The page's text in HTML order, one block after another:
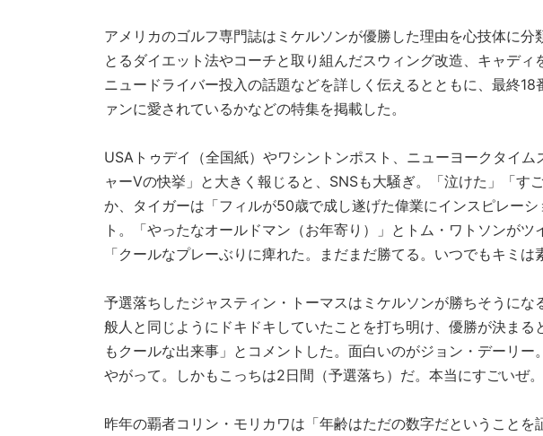
アメリカのゴルフ専門誌はミケルソンが優勝した理由を心技体に
とるダイエット法やコーチと取り組んだスウィング改造、キャディ
ニュードライバー投入の話題などを詳しく伝えるとともに、最終
ァンに愛されているかなどの特集を掲載した。
USAトゥデイ（全国紙）やワシントンポスト、ニューヨークタイ
ャーVの快挙」と大きく報じると、SNSも大騒ぎ。「泣けた」「す
か、タイガーは「フィルが50歳で成し遂げた偉業にインスピレー
ト。「やったなオールドマン（お年寄り）」とトム・ワトソンが
「クールなプレーぶりに痺れた。まだまだ勝てる。いつでもキミは
予選落ちしたジャスティン・トーマスはミケルソンが勝ちそうに
般人と同じようにドキドキしていたことを打ち明け、優勝が決まる
もクールな出来事」とコメントした。面白いのがジョン・デーリ
やがって。しかもこっちは2日間（予選落ち）だ。本当にすごいぜ。
昨年の覇者コリン・モリカワは「年齢はただの数字だということを